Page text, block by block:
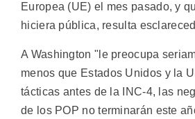
Europea (UE) el mes pasado, y
hiciera pública, resulta
A Washington "le preocupa
menos que Estados Unidos y la
tácticas antes de la INC-4, las
de los POP no terminarán este